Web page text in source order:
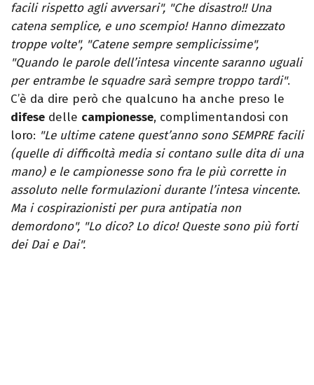
facili rispetto agli avversari", "Che disastro!! Una
catena semplice, e uno scempio! Hanno dimezzato
troppe volte", "Catene sempre semplicissime",
"Quando le parole dell’intesa vincente saranno uguali
per entrambe le squadre sarà sempre troppo tardi".
C’è da dire però che qualcuno ha anche preso le
difese delle campionesse, complimentandosi con
loro: "Le ultime catene quest’anno sono SEMPRE facili
(quelle di difficoltà media si contano sulle dita di una
mano) e le campionesse sono fra le più corrette in
assoluto nelle formulazioni durante l’intesa vincente.
Ma i cospirazionisti per pura antipatia non
demordono", "Lo dico? Lo dico! Queste sono più forti
dei Dai e Dai".